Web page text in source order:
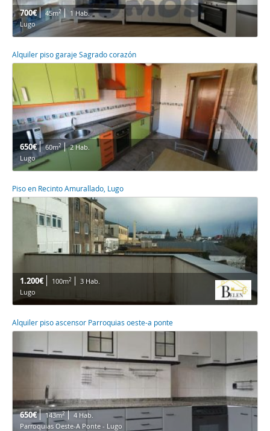
700€ 45m2
1 Hab.
Lugo
Alquiler piso garaje Sagrado corazón
650€ 60m2
2 Hab.
Lugo
Piso en Recinto Amurallado, Lugo
1.200€ 100m2
3 Hab.
Lugo
Alquiler piso ascensor Parroquias oeste-a ponte
650€ 143m2
4 Hab.
Parroquias Oeste-A Ponte - Lugo